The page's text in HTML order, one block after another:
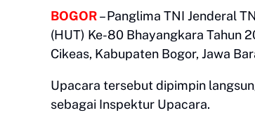
BOGOR– Panglima TNI Jenderal
(HUT) Ke-80 Bhayangkara Tahun
Cikeas, Kabupaten Bogor, Jawa
​Upacara tersebut dipimpin
sebagai Inspektur Upacara.